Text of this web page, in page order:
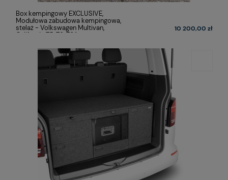
Box kempingowy EXCLUSIVE,
Modułowa zabudowa kempingowa,
stelaż - Volkswagen Multivan,
California T5, T6, T6.1
10 200,00 zł